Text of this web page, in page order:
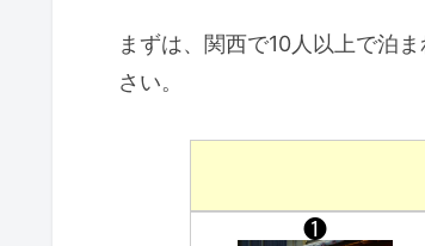
まずは、関西で10人以上で泊
さい。
❶